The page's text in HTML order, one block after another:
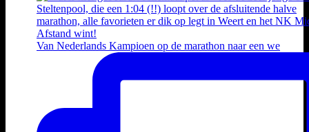
Van Nederlands Kampioen op de marathon naar een we